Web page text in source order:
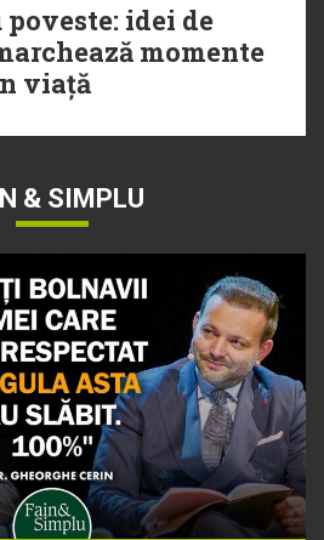
poveste: idei de
momente
viață
& SIMPLU